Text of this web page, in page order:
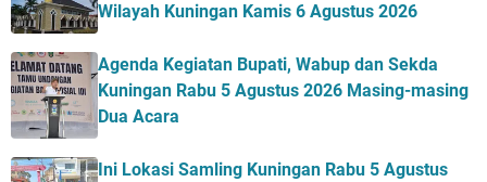
Wilayah Kuningan Kamis 6 Agustus 2026
Agenda Kegiatan Bupati, Wabup dan Sekda
Kuningan Rabu 5 Agustus 2026 Masing-masing
Dua Acara
Ini Lokasi Samling Kuningan Rabu 5 Agustus